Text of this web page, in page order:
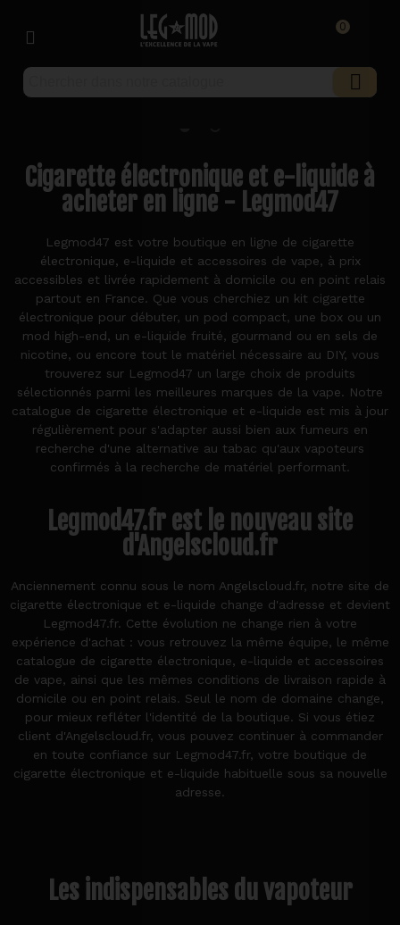
0
Cigarette électronique et e-liquide à
acheter en ligne - Legmod47
Legmod47 est votre boutique en ligne de cigarette
électronique, e-liquide et accessoires de vape, à prix
accessibles et livrée rapidement à domicile ou en point relais
partout en France. Que vous cherchiez un kit cigarette
électronique pour débuter, un pod compact, une box ou un
mod high-end, un e-liquide fruité, gourmand ou en sels de
nicotine, ou encore tout le matériel nécessaire au DIY, vous
trouverez sur Legmod47 un large choix de produits
sélectionnés parmi les meilleures marques de la vape. Notre
catalogue de cigarette électronique et e-liquide est mis à jour
régulièrement pour s'adapter aussi bien aux fumeurs en
recherche d'une alternative au tabac qu'aux vapoteurs
confirmés à la recherche de matériel performant.
Legmod47.fr est le nouveau site
d'Angelscloud.fr
Anciennement connu sous le nom Angelscloud.fr, notre site de
cigarette électronique et e-liquide change d'adresse et devient
Legmod47.fr. Cette évolution ne change rien à votre
expérience d'achat : vous retrouvez la même équipe, le même
catalogue de cigarette électronique, e-liquide et accessoires
de vape, ainsi que les mêmes conditions de livraison rapide à
domicile ou en point relais. Seul le nom de domaine change,
pour mieux refléter l'identité de la boutique. Si vous étiez
client d'Angelscloud.fr, vous pouvez continuer à commander
en toute confiance sur Legmod47.fr, votre boutique de
cigarette électronique et e-liquide habituelle sous sa nouvelle
adresse.
Les indispensables du vapoteur